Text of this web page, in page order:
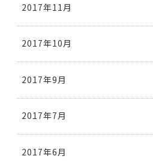
2017年11月
2017年10月
2017年9月
2017年7月
2017年6月